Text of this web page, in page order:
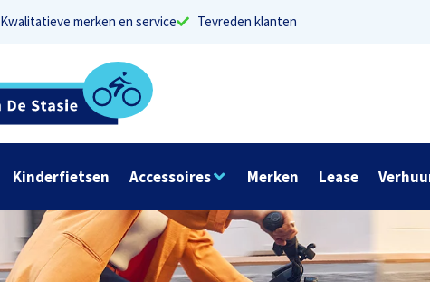
Kwalitatieve merken en service Tevreden klanten
Kinderfietsen Accessoires Merken Lease